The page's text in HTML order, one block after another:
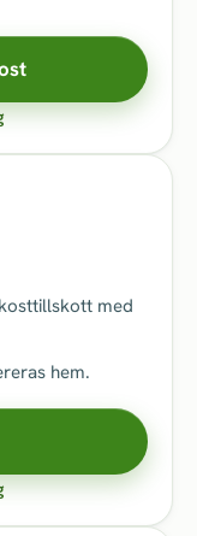
med
hem.